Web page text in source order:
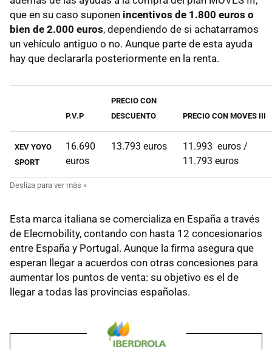
que en su caso suponen incentivos de 1.800 euros o
bien de 2.000 euros, dependiendo de si achatarramos
un vehículo antiguo o no. Aunque parte de esta ayuda
hay que declararla posteriormente en la renta.
P.V.P
PRECIO CON
DESCUENTO
PRECIO CON MOVES III
XEV YOYO
SPORT
16.690
euros
13.793 euros
11.993 euros /
11.793 euros
Esta marca italiana se comercializa en España a través
de Elecmobility, contando con hasta 12 concesionarios
entre España y Portugal. Aunque la firma asegura que
esperan llegar a acuerdos con otras concesiones para
aumentar los puntos de venta: su objetivo es el de
llegar a todas las provincias españolas.